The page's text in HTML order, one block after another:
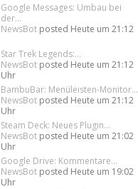
Google Messages: Umbau bei
der...
NewsBot posted Heute um 21:12
Star Trek Legends:...
NewsBot posted Heute um 21:12
Uhr
BambuBar: Menüleisten-Monitor...
NewsBot posted Heute um 21:12
Uhr
Steam Deck: Neues Plugin...
NewsBot posted Heute um 21:02
Uhr
Google Drive: Kommentare...
NewsBot posted Heute um 19:02
Uhr